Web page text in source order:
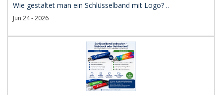
Wie gestaltet man ein Schlüsselband mit Logo? ..
Jun 24 - 2026